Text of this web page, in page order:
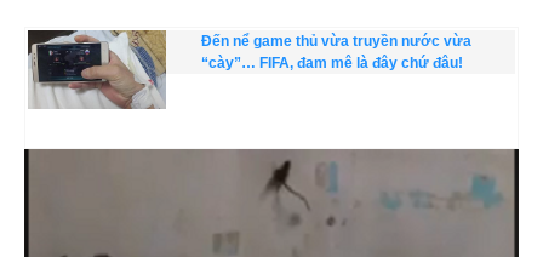
Đến nể game thủ vừa truyền nước vừa
“cày”… FIFA, đam mê là đây chứ đâu!